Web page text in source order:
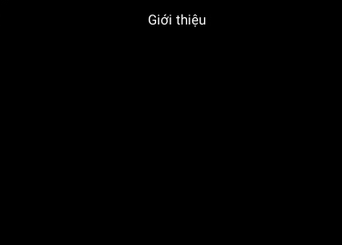
Giới thiệu